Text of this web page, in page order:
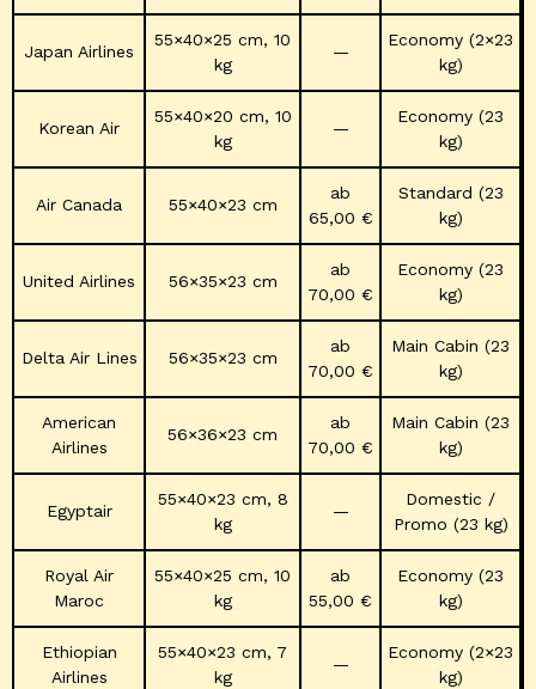
Japan Airlines
55×40×25 cm, 10
kg
—
Economy (2×23
kg)
Korean Air
55×40×20 cm, 10
kg
—
Economy (23
kg)
Air Canada 55×40×23 cm
ab
65,00 €
Standard (23
kg)
United Airlines 56×35×23 cm
ab
70,00 €
Economy (23
kg)
Delta Air Lines 56×35×23 cm
ab
70,00 €
Main Cabin (23
kg)
American
Airlines
56×36×23 cm
ab
70,00 €
Main Cabin (23
kg)
Egyptair
55×40×23 cm, 8
kg
—
Domestic /
Promo (23 kg)
Royal Air
Maroc
55×40×25 cm, 10
kg
ab
55,00 €
Economy (23
kg)
Ethiopian
Airlines
55×40×23 cm, 7
kg
—
Economy (2×23
kg)